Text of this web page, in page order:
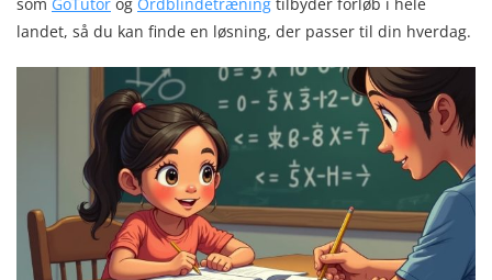
landet, så du kan finde en løsning, der passer til din hverdag.